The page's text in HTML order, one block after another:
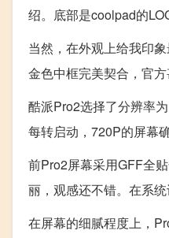
绍。底部是coolpad的
当然，在外观上给我印
金色中框完美契合，官方
酷派Pro2选择了分辨率
每转启动，720P的屏幕
前Pro2屏幕采用GFF全
丽，观感还不错。在系
在屏幕的细腻程度上，